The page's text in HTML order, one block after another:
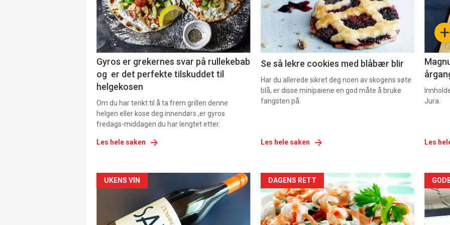
Gyros er grekernes svar på rullekebab
og er det perfekte tilskuddet til
helgekosen
Om du har tenkt til å ta frem grillen denne
helgen eller kose deg innendørs ,er gyros
fredags-middagen du har lengtet etter.
Les hele saken
2
Se så lekre cookies med blåbær blir
Har du allerede sikret deg noen av skogens søte
blå, er disse minipaiene en god måte å bruke
fangsten på.
Les hele saken
+
Jura.
Les
Forsiden
akkurat
UKENS VIN
Forsiden
akkurat
DAGENS RETT